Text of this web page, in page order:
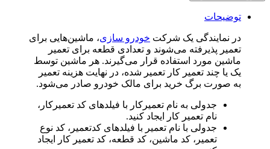
پیاده
تعمیرگاه
خودرو
توضیحات
در نمایندگی یک شرکت خودرو سازی، ماشین­‌هایی برای
تعمیر پذیرفته می‌­شوند و تعدادی قطعه برای تعمیر
ماشین مورد استفاده قرار می­‌گیرند. هر ماشین توسط
یک یا چند تعمیر کار تعمیر شده، در نهایت هزینه تعمیر
به صورت برگ خرید برای مالک خودرو صادر می­‌شود.
جدولی به نام تعمیرکار با فیلدهای کد تعمیرکار،
نام تعمیر کار ایجاد کنید.
جدولی با نام تعمیر با فیلدهای کدتعمیر، کد نوع
تعمیر، کد ماشین، کد قطعه، کد تعمیر کار ایجاد